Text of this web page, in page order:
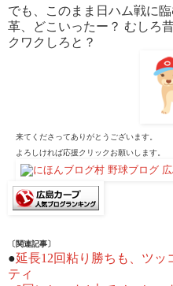
でも、このまま日ハム戦に
革、どこいったー？ むしろ
クワクしろと？
来てくださってありがとうございます。
よろしければ応援クリックお願いします。
〔関連記事〕
●延長12回粘り勝ちも、ツッ
ティ